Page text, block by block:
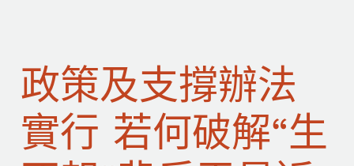
政策及支撐辦法
實行 若何破解“生